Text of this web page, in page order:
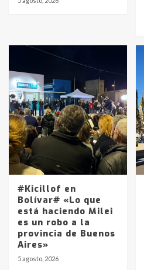
#Kicillof en
Bolívar# «Lo que
está haciendo Milei
es un robo a la
provincia de Buenos
Aires»
5 agosto, 2026